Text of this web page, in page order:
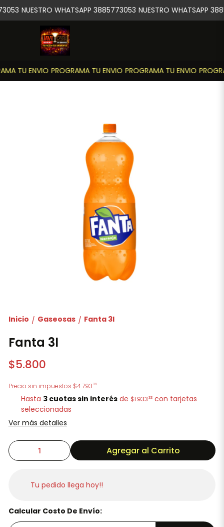
TU ENVIO PROGRAMA TU ENVIO PROGRAMA TU ENVIO
NUESTRO WHATSAPP 3885773053 NUESTRO WHATSAPP
Inicio / Gaseosas / Fanta 3l
Fanta 3l
$5.800
Precio sin impuestos $4.79339
Hasta 3 cuotas sin interés de $1.933 33 con tarjetas
seleccionadas
Ver más detalles
Agregar al Carrito
Tu pedido llega hoy!!
Calcular Costo De Envío: